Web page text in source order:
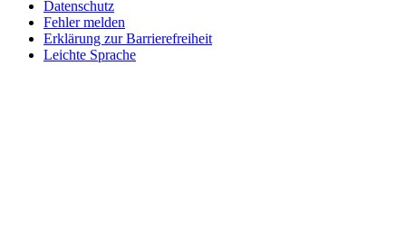
Datenschutz
Fehler melden
Erklärung zur Barrierefreiheit
Leichte Sprache